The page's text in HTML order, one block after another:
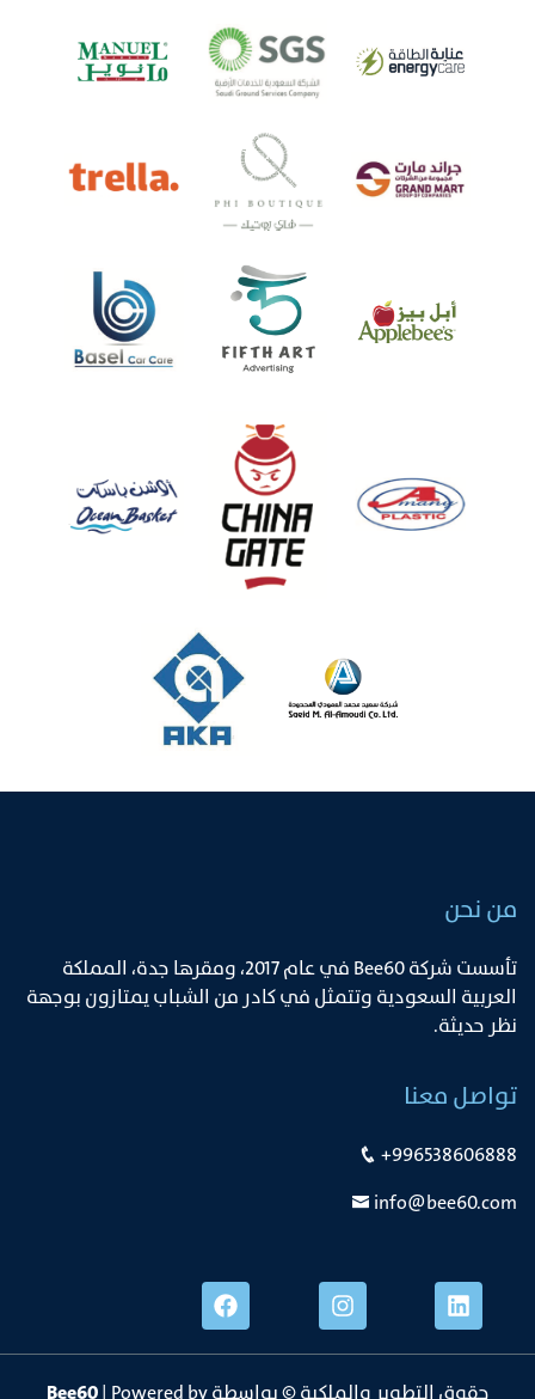
من نحن
ﺗﺄﺳﺴﺖ ﺷﺮﻛﺔ Bee60 ﻓﻲ ﻋﺎم 2017، وﻣﻘﺮﻫﺎ ﺟﺪة، اﻟﻤﻤﻠﻜﺔ
اﻟﻌﺮﺑﻴﺔ اﻟﺴﻌﻮدﻳﺔ وﺗﺘﻤﺜﻞ ﻓﻲ ﻛﺎدر ﻣﻦ اﻟﺸﺒﺎب ﻳﻤﺘﺎزون ﺑﻮﺟﻬﺔ
ﻧﻈﺮ ﺣﺪﻳﺜﺔ.
تواصل معنا
+996538606888
info@bee60.com
حقوق التطوير والملكية © بواسطة Bee60| Powered by